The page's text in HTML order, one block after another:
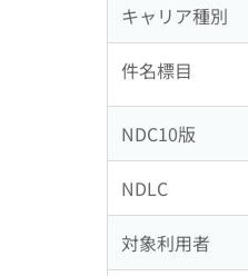
キャリア種別
件名標目
NDC10版
NDLC
対象利用者